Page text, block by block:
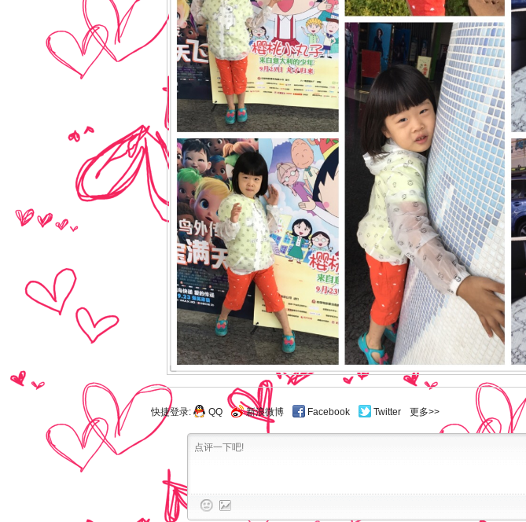
快捷登录: QQ 新浪微博 Facebook Twitter 更多>>